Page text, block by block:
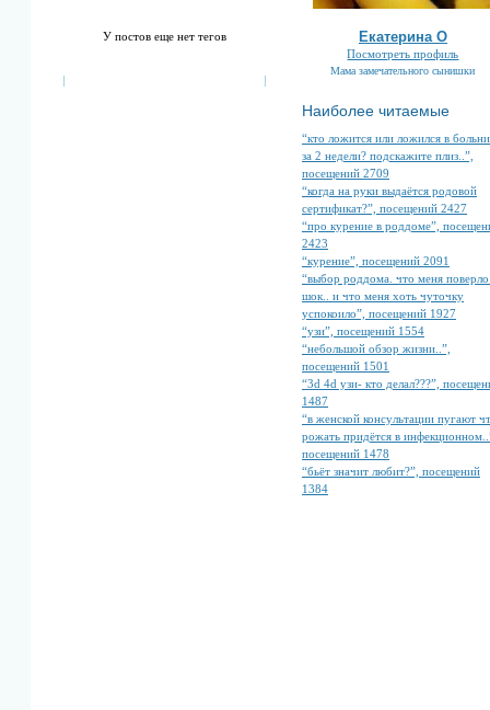
У постов еще нет тегов Екатерина О
Посмотреть профиль
Мама замечательного сынишки
Наиболее читаемые
“кто ложится или ложился в
за 2 недели? подскажите плиз..”,
посещений 2709
“когда на руки выдаётся родовой
сертификат?”, посещений 2427
“про курение в роддоме”,
2423
“курение”, посещений 2091
“выбор роддома. что меня поверло
шок.. и что меня хоть чуточку
успокоило”, посещений 1927
“узи”, посещений 1554
“небольшой обзор жизни..”,
посещений 1501
“3d 4d узи- кто делал???”,
1487
“в женской консультации пугают
рожать придётся в
посещений 1478
“бьёт значит любит?”, посещений
1384